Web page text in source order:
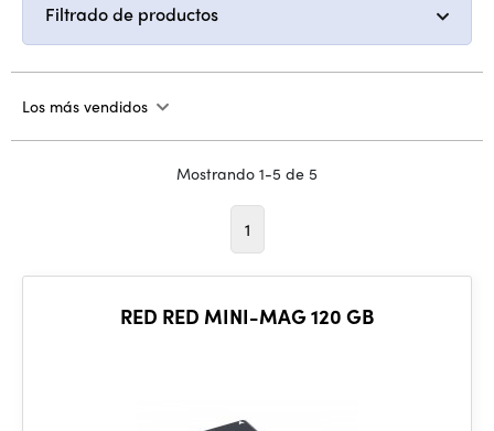
Filtrado de productos
Los más vendidos
Mostrando 1-5 de 5
1
RED RED MINI-MAG 120 GB